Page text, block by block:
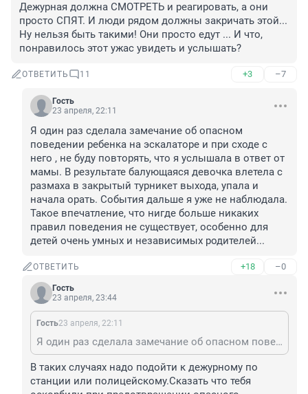
Дежурная должна СМОТРЕТЬ и реагировать, а они
просто СПЯТ. И люди рядом должны закричать этой...
Ну нельзя быть такими! Они просто едут ... И что,
понравилось этот ужас увидеть и услышать?
ОТВЕТИТЬ 11 +3 –7
Гость
23 апреля, 22:11
Я один раз сделала замечание об опасном
поведении ребенка на эскалаторе и при сходе с
него , не буду повторять, что я услышала в ответ от
мамы. В результате балующаяся девочка влетела с
размаха в закрытый турникет выхода, упала и
начала орать. События дальше я уже не наблюдала.
Такое впечатление, что нигде больше никаких
правил поведения не существует, особенно для
детей очень умных и независимых родителей...
ОТВЕТИТЬ +18 –0
Гость
23 апреля, 23:44
Гость23 апреля, 22:11
Я один раз сделала замечание об опасном поведении ребенка на эскалаторе и при сходе с него , не буду повторять, что я услышала в ответ от мамы. В результате балующаяся девочка влетела с размаха в закрытый турникет выхода, упала и начала орать. События дальше я уже не наблюдала. Такое впечатление, что нигде больше никаких правил поведения не существует, особенно для детей очень умных и независимых родителей...
В таких случаях надо подойти к дежурному по
станции или полицейскому.Сказать что тебя